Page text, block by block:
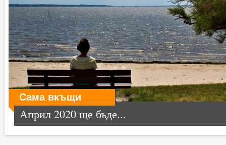
Сама вкъщи
Април 2020 ще бъде...